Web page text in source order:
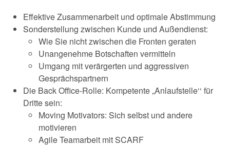
Effektive Zusammenarbeit und optimale Abstimmung
Sonderstellung zwischen Kunde und Außendienst:
Wie Sie nicht zwischen die Fronten geraten
Unangenehme Botschaften vermitteln
Umgang mit verärgerten und aggressiven
Gesprächspartnern
Die Back Office-Rolle: Kompetente „Anlaufstelle‘‘ für
Dritte sein:
Moving Motivators: Sich selbst und andere
motivieren
Agile Teamarbeit mit SCARF